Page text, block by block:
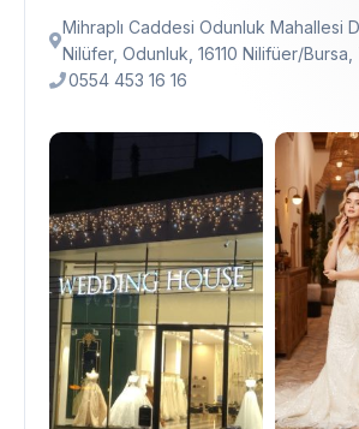
Mihraplı Caddesi Odunluk Mahallesi
Nilüfer, Odunluk, 16110 Nilifüer/
0554 453 16 16